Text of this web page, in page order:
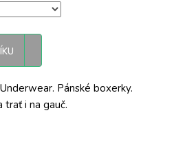
Pánské boxerky.
i na gauč.